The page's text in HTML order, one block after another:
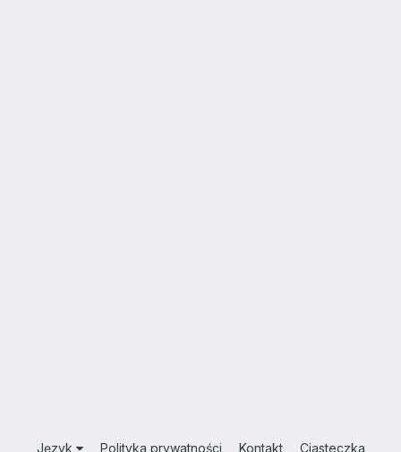
Język Polityka prywatności Kontakt Ciasteczka